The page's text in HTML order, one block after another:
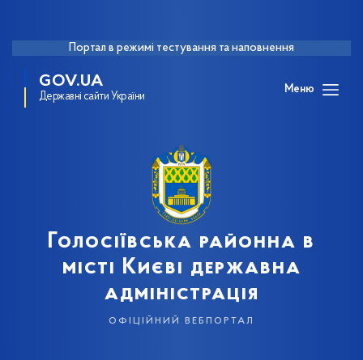
Портал в режимі тестування та наповнення
GOV.UA
Державні сайти України
Меню
Голосіївська районна в
місті Києві державна
адміністрація
офіційний вебпортал